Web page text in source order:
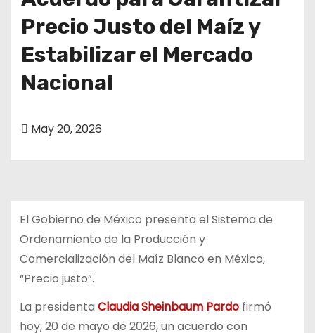
Precio Justo del Maíz y
Estabilizar el Mercado
Nacional
May 20, 2026
El Gobierno de México presenta el Sistema de
Ordenamiento de la Producción y
Comercialización del Maíz Blanco en México,
“Precio justo”.
La presidenta Claudia Sheinbaum Pardo firmó
hoy, 20 de mayo de 2026, un acuerdo con